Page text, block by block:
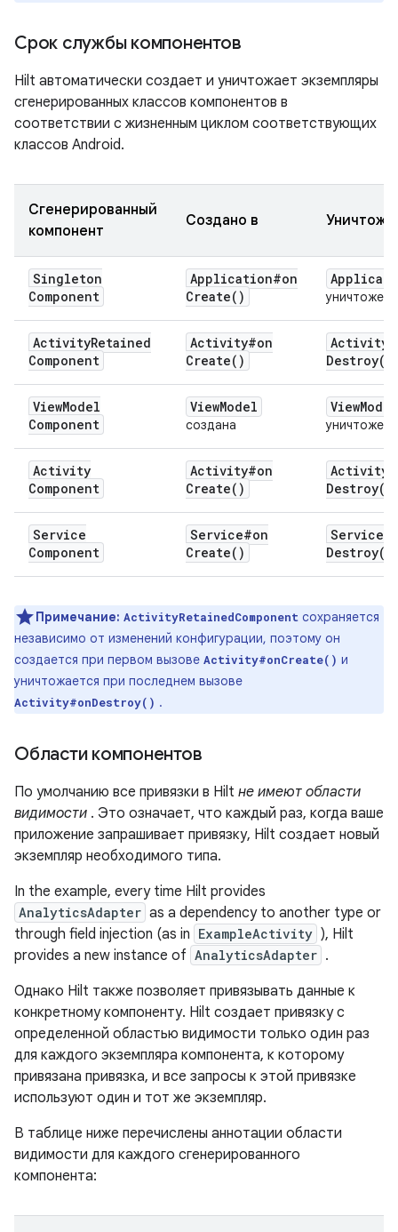
Срок службы компонентов
Hilt автоматически создает и уничтожает экземпляры
сгенерированных классов компонентов в
соответствии с жизненным циклом соответствующих
классов Android.
Сгенерированный
компонент
Создано в
Singleton
Component
Application#on
Create( ) уничтожено
ActivityRetained
Component
Activity#on
Create( )
Activity#
Destroy(
ViewModel
Component
ViewModel
создана
ViewModel
уничтожен
Activity
Component
Activity#on
Create( )
Activity#
Destroy(
Service
Component
Service#on
Create( )
Service#
Destroy(
Примечание: ActivityRetainedComponent сохраняется
независимо от изменений конфигурации, поэтому он
создается при первом вызове Activity#onCreate() и
уничтожается при последнем вызове
Activity#onDestroy() .
Области компонентов
По умолчанию все привязки в Hilt не имеют области
видимости . Это означает, что каждый раз, когда ваше
приложение запрашивает привязку, Hilt создает новый
экземпляр необходимого типа.
In the example, every time Hilt provides
AnalyticsAdapter as a dependency to another type or
through field injection (as in ExampleActivity ), Hilt
provides a new instance of AnalyticsAdapter .
Однако Hilt также позволяет привязывать данные к
конкретному компоненту. Hilt создает привязку с
определенной областью видимости только один раз
для каждого экземпляра компонента, к которому
привязана привязка, и все запросы к этой привязке
используют один и тот же экземпляр.
В таблице ниже перечислены аннотации области
видимости для каждого сгенерированного
компонента: